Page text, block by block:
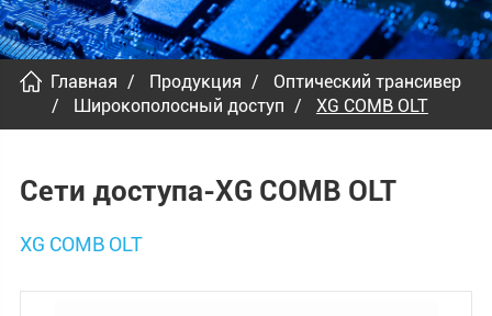
Главная Продукция
Оптический трансивер
Широкополосный доступ
XG COMB OLT
Сети доступа-XG COMB OLT
XG COMB OLT